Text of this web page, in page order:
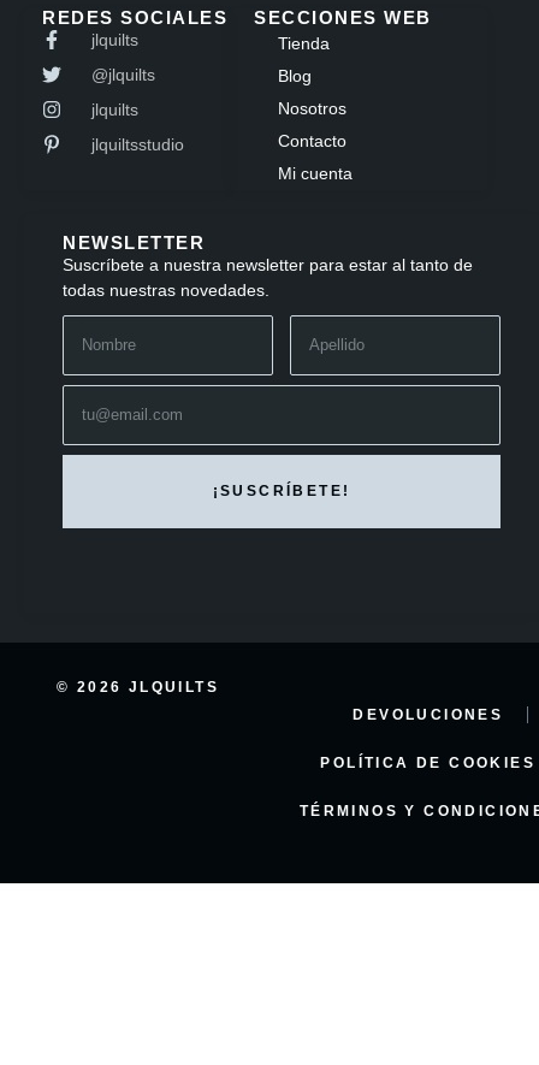
REDES SOCIALES
jlquilts
@jlquilts
jlquilts
jlquiltsstudio
SECCIONES WEB
Tienda
Blog
Nosotros
Contacto
Mi cuenta
NEWSLETTER
Suscríbete a nuestra newsletter para estar al tanto de
todas nuestras novedades.
© 2026 JLQUILTS
DEVOLUCIONES
POLÍTICA DE COOKIES
TÉRMINOS Y